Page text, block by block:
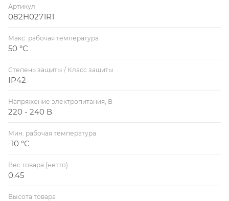
Артикул
082H0271R1
Макс. рабочая температура
50 °С
Степень защиты / Класс защиты
IP42
Напряжение электропитания, В
220 - 240 В
Мин. рабочая температура
-10 °С
Вес товара (нетто)
0.45
Высота товара